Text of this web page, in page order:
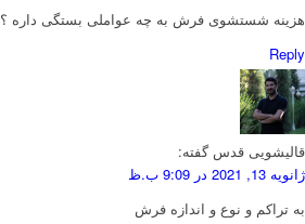
هزینه شستشوی فرش به چه عواملی بستگی داره ؟
Reply
قالیشویی قدس گفته:
ژانویه 13, 2021 در 9:09 ب.ظ
به تراکم و نوع و اندازه فرش